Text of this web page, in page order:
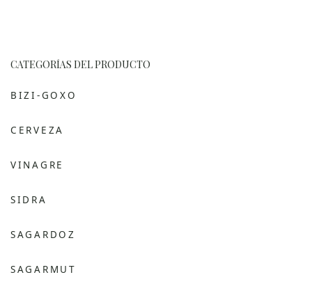
CATEGORÍAS DEL PRODUCTO
BIZI-GOXO
CERVEZA
VINAGRE
SIDRA
SAGARDOZ
SAGARMUT